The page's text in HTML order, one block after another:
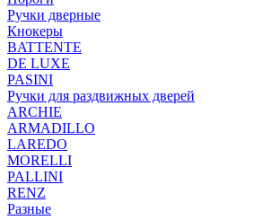
Ручки дверные
Кнокеры
BATTENTE
DE LUXE
PASINI
Ручки для раздвижных дверей
ARCHIE
ARMADILLO
LAREDO
MORELLI
PALLINI
RENZ
Разные